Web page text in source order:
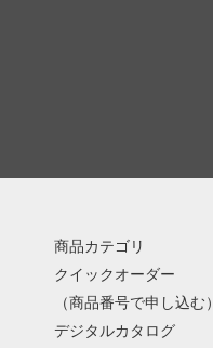
商品カテゴリ
クイックオーダー
（商品番号で申し込む）
デジタルカタログ